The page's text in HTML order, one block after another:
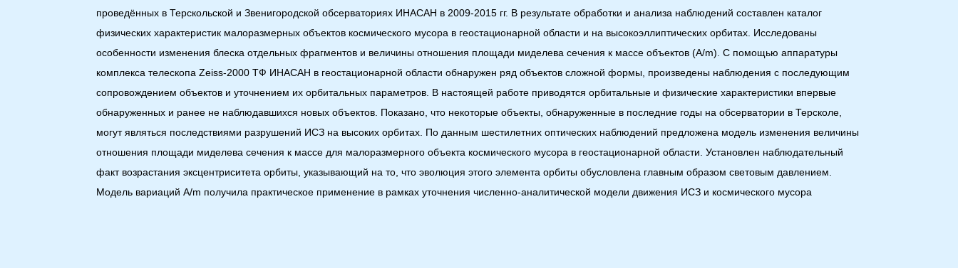
проведённых в Терскольской и Звенигородской обсерваториях ИНАСАН в 2009-2015 гг. В результате обработки и анализа наблюдений составлен каталог
физических характеристик малоразмерных объектов космического мусора в геостационарной области и на высокоэллиптических орбитах. Исследованы
особенности изменения блеска отдельных фрагментов и величины отношения площади миделева сечения к массе объектов (A/m). C помощью аппаратуры
комплекса телескопа Zeiss-2000 ТФ ИНАСАН в геостационарной области обнаружен ряд объектов сложной формы, произведены наблюдения с последующим
сопровождением объектов и уточнением их орбитальных параметров. В настоящей работе приводятся орбитальные и физические характеристики впервые
обнаруженных и ранее не наблюдавшихся новых объектов. Показано, что некоторые объекты, обнаруженные в последние годы на обсерватории в Терсколе,
могут являться последствиями разрушений ИСЗ на высоких орбитах. По данным шестилетних оптических наблюдений предложена модель изменения величины
отношения площади миделева сечения к массе для малоразмерного объекта космического мусора в геостационарной области. Установлен наблюдательный
факт возрастания эксцентриситета орбиты, указывающий на то, что эволюция этого элемента орбиты обусловлена главным образом световым давлением.
Модель вариаций A/m получила практическое применение в рамках уточнения численно-аналитической модели движения ИСЗ и космического мусора